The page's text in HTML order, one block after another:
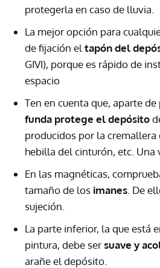
protegerla en caso de lluvia.
La mejor opción para
de fijación el tapón del
GIVI), porque es rápido de
espacio
Ten en cuenta que, aparte
funda protege el depósito
producidos por la
hebilla del cinturón, etc. Una
En las magnéticas,
tamaño de los imanes . De
sujeción.
La parte inferior, la que está
pintura, debe sersuave y
arañe el depósito.